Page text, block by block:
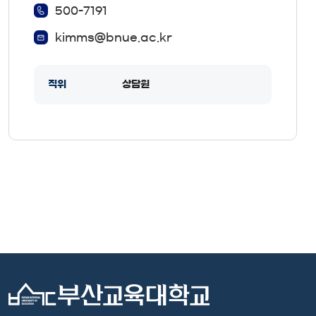
500-7191
kimms@bnue.ac.kr
직위 상담원